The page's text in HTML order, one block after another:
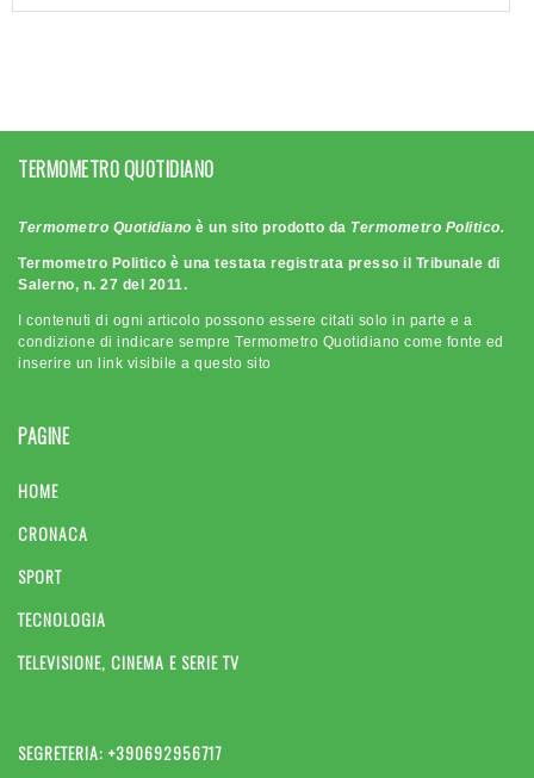
TERMOMETRO QUOTIDIANO
Termometro Quotidiano è un sito prodotto da Termometro Politico.
Termometro Politico è una testata registrata presso il Tribunale di
Salerno, n. 27 del 2011.
I contenuti di ogni articolo possono essere citati solo in parte e a
condizione di indicare sempre Termometro Quotidiano come fonte ed
inserire un link visibile a questo sito
PAGINE
HOME
CRONACA
SPORT
TECNOLOGIA
TELEVISIONE, CINEMA E SERIE TV
SEGRETERIA: +390692956717